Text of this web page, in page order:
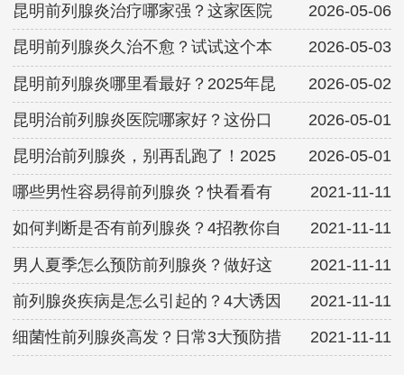
昆明前列腺炎治疗哪家强？这家医院 2026-05-06
昆明前列腺炎久治不愈？试试这个本 2026-05-03
昆明前列腺炎哪里看最好？2025年昆 2026-05-02
昆明治前列腺炎医院哪家好？这份口 2026-05-01
昆明治前列腺炎，别再乱跑了！2025 2026-05-01
哪些男性容易得前列腺炎？快看看有 2021-11-11
如何判断是否有前列腺炎？4招教你自 2021-11-11
男人夏季怎么预防前列腺炎？做好这 2021-11-11
前列腺炎疾病是怎么引起的？4大诱因 2021-11-11
细菌性前列腺炎高发？日常3大预防措 2021-11-11